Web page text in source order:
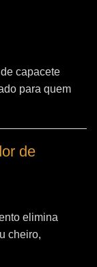
capacete
para quem
de
elimina
cheiro,